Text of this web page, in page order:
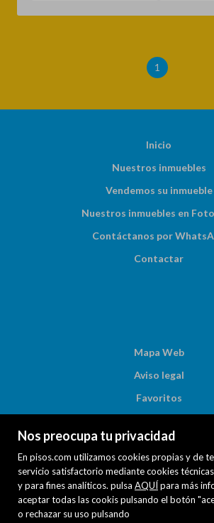
Nos preocupa tu privacidad
En pisos.com utilizamos cookies propias y de
servicio satisfactorio mediante cookies
y para fines analíticos. pulsa AQUÍ para más
aceptar todas las cookis pulsando el botón
o rechazar su uso pulsando
1
Inicio
Nuestros inmuebles
Vendemos su inmueble
Nuestros inmuebles en
Contáctanos por
Contactar
Mapa Web
Aviso legal
Favoritos
Noticias
Política de cookies